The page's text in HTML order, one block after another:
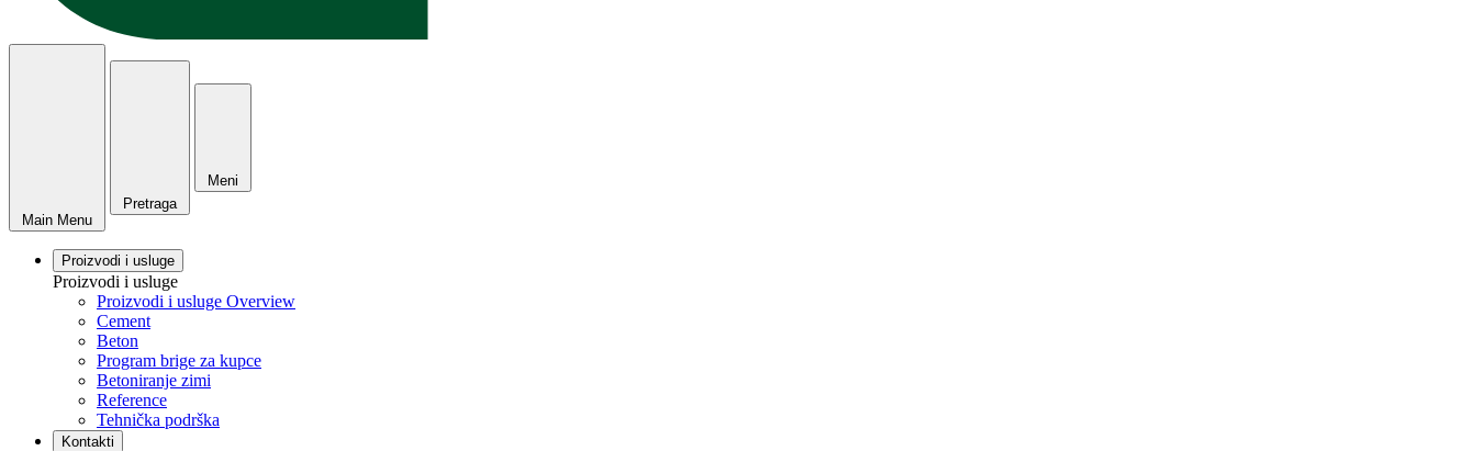
Main Menu
Pretraga
Meni
Proizvodi i usluge
Proizvodi i usluge
Proizvodi i usluge Overview
Cement
Beton
Program brige za kupce
Betoniranje zimi
Reference
Tehnička podrška
Kontakti